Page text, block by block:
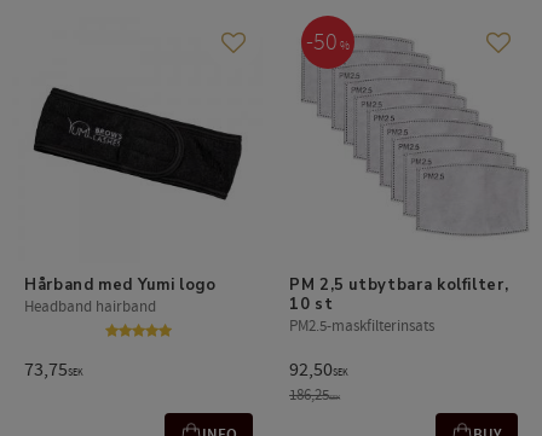
Hårband med Yumi logo
Headband hairband
73,75SEK
Add to favorites
PM 2,5 utbytbara kolfilter,
10 st
PM2.5-maskfilterinsats
92,50SEK
186,25SEK
50 % Add